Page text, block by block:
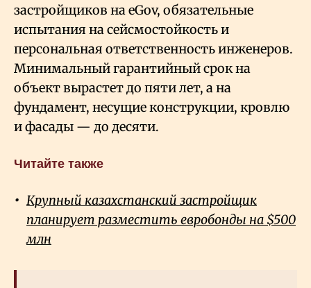
застройщиков на eGov, обязательные
испытания на сейсмостойкость и
персональная ответственность инженеров.
Минимальный гарантийный срок на
объект вырастет до пяти лет, а на
фундамент, несущие конструкции, кровлю
и фасады — до десяти.
Читайте также
Крупный казахстанский застройщик
планирует разместить евробонды на $500
млн